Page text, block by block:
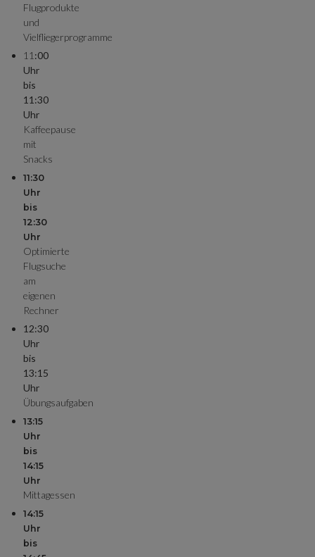
Flugprodukte
und
Vielfliegerprogramme
11 :00
Uhr
bis
11:30
Uhr
Kaffeepause
mit
Snacks
11:30
Uhr
bis
12:30
Uhr
Optimierte
Flugsuche
am
eigenen
Rechner
12:30
Uhr
bis
13:15
Uhr
Übungsaufgaben
13:15
Uhr
bis
14:15
Uhr
Mittagessen
14:15
Uhr
bis